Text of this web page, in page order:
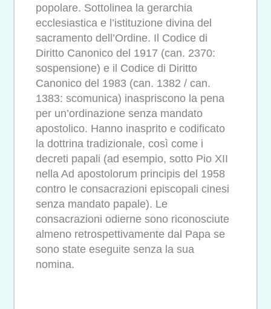
popolare. Sottolinea la gerarchia
ecclesiastica e l’istituzione divina del
sacramento dell’Ordine. Il Codice di
Diritto Canonico del 1917 (can. 2370:
sospensione) e il Codice di Diritto
Canonico del 1983 (can. 1382 / can.
1383: scomunica) inaspriscono la pena
per un’ordinazione senza mandato
apostolico. Hanno inasprito e codificato
la dottrina tradizionale, così come i
decreti papali (ad esempio, sotto Pio XII
nella Ad apostolorum principis del 1958
contro le consacrazioni episcopali cinesi
senza mandato papale). Le
consacrazioni odierne sono riconosciute
almeno retrospettivamente dal Papa se
sono state eseguite senza la sua
nomina.